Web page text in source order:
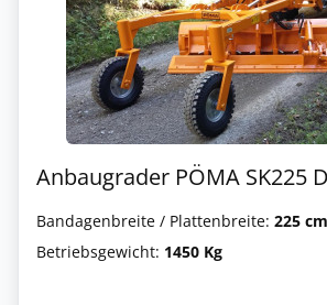
Anbaugrader PÖMA SK225
Bandagenbreite / Plattenbreite: 225 cm
Betriebsgewicht: 1450 Kg